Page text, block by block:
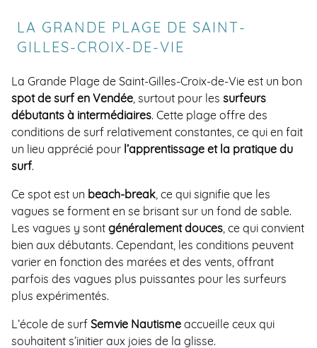
LA GRANDE PLAGE DE SAINT-
GILLES-CROIX-DE-VIE
La Grande Plage de Saint-Gilles-Croix-de-Vie est un bon
spot de surf en Vendée , surtout pour les surfeurs
débutants à intermédiaires. Cette plage offre des
conditions de surf relativement constantes, ce qui en fait
un lieu apprécié pour l’apprentissage et la pratique du
surf.
Ce spot est un beach-break , ce qui signifie que les
vagues se forment en se brisant sur un fond de sable.
Les vagues y sont généralement douces , ce qui convient
bien aux débutants. Cependant, les conditions peuvent
varier en fonction des marées et des vents, offrant
parfois des vagues plus puissantes pour les surfeurs
plus expérimentés.
L’école de surf Semvie Nautisme accueille ceux qui
souhaitent s’initier aux joies de la glisse.